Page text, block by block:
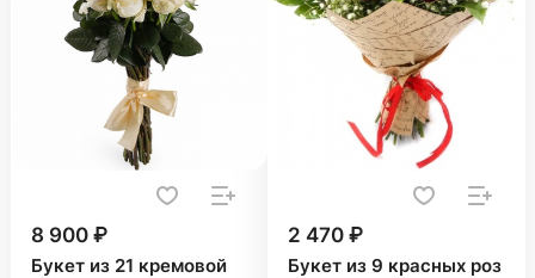
8 900 ₽
Букет из 21 кремовой
2 470 ₽
Букет из 9 красных роз